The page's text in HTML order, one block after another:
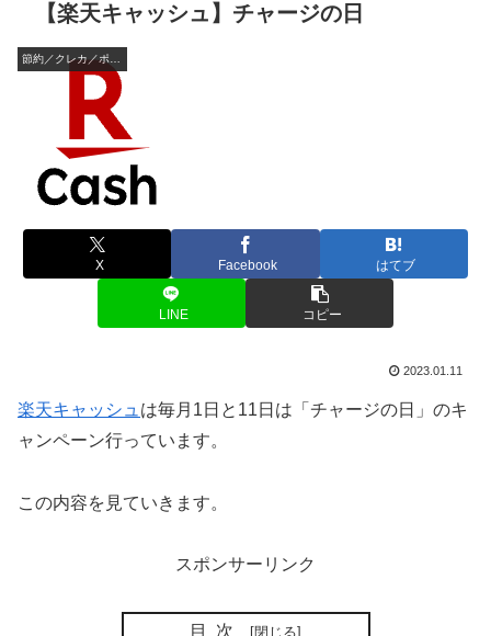
【楽天キャッシュ】チャージの日
節約／クレカ／ポイント
X Facebook はてブ
LINE コピー
2023.01.11
楽天キャッシュ は毎月1日と11日は「チャージの日」のキ
ャンペーン行っています。
この内容を見ていきます。
スポンサーリンク
目次